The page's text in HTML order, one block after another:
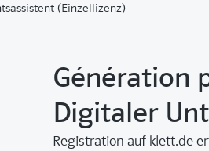
(Einzellizenz)
Génération
Digitaler
Registration auf klett.de